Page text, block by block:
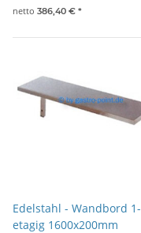
netto 386,40 € *
Edelstahl - Wandbord 1-
etagig 1600x200mm